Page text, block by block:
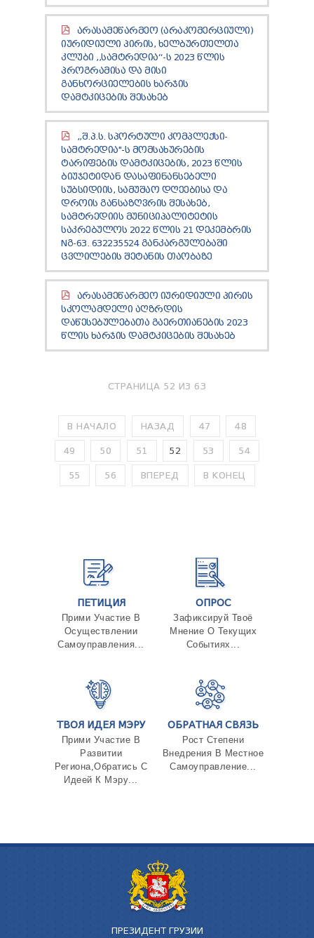
ᲐᲠᲐᲡᲐᲛᲔᲬᲐᲠᲛᲔᲝ (ᲐᲠᲐᲙᲝᲛᲔᲠᲪᲘᲣᲚᲘ)
ᲘᲣᲠᲘᲓᲘᲣᲚᲘ ᲞᲘᲠᲘᲡ, ᲮᲔᲚᲑᲣᲠᲗᲔᲚᲗᲐ
ᲙᲚᲣᲑᲘ ,,ᲡᲐᲛᲢᲠᲔᲓᲘᲐ“-Ს 2023 ᲬᲚᲘᲡ
ᲞᲠᲝᲒᲠᲐᲛᲘᲡᲐ ᲓᲐ ᲛᲘᲡᲘ
ᲒᲐᲜᲮᲝᲠᲪᲘᲔᲚᲔᲑᲘᲡ ᲮᲐᲠᲯᲘᲡ
ᲓᲐᲛᲢᲙᲘᲪᲔᲑᲘᲡ ᲨᲔᲡᲐᲮᲔᲑ
,,Შ.Პ.Ს. ᲡᲞᲝᲠᲢᲣᲚᲘ ᲙᲝᲛᲞᲚᲔᲥᲡᲘ-
ᲡᲐᲛᲢᲠᲔᲓᲘᲐ"-Ს ᲛᲝᲛᲡᲐᲮᲣᲠᲔᲑᲘᲡ
ᲢᲐᲠᲘᲤᲔᲑᲘᲡ ᲓᲐᲛᲢᲙᲘᲪᲔᲑᲘᲡ, 2023 ᲬᲚᲘᲡ
ᲑᲘᲣᲯᲔᲢᲘᲓᲐᲜ ᲓᲐᲡᲐᲤᲘᲜᲐᲜᲡᲔᲑᲔᲚᲘ
ᲡᲣᲑᲡᲘᲓᲘᲘᲡ, ᲡᲐᲛᲣᲨᲐᲝ ᲓᲦᲔᲔᲑᲘᲡᲐ ᲓᲐ
ᲓᲠᲝᲘᲡ ᲒᲐᲜᲡᲐᲖᲦᲕᲠᲘᲡ ᲨᲔᲡᲐᲮᲔᲑ,
ᲡᲐᲛᲢᲠᲔᲓᲘᲘᲡ ᲛᲣᲜᲘᲪᲘᲞᲐᲚᲘᲢᲔᲢᲘᲡ
ᲡᲐᲙᲠᲔᲑᲣᲚᲝᲡ 2022 ᲬᲚᲘᲡ 21 ᲓᲔᲙᲔᲛᲑᲠᲘᲡ
NᲒ-63. 632235524 ᲒᲐᲜᲙᲐᲠᲒᲣᲚᲔᲑᲐᲨᲘ
ᲪᲕᲚᲘᲚᲔᲑᲘᲡ ᲨᲔᲢᲐᲜᲘᲡ ᲗᲐᲝᲑᲐᲖᲔ
ᲐᲠᲐᲡᲐᲛᲔᲬᲐᲠᲛᲔᲝ ᲘᲣᲠᲘᲓᲘᲣᲚᲘ ᲞᲘᲠᲘᲡ
ᲡᲙᲝᲚᲐᲛᲓᲔᲚᲘ ᲐᲦᲖᲠᲓᲘᲡ
ᲓᲐᲬᲔᲡᲔᲑᲣᲚᲔᲑᲐᲗᲐ ᲒᲐᲔᲠᲗᲘᲐᲜᲔᲑᲘᲡ 2023
ᲬᲚᲘᲡ ᲮᲐᲠᲯᲘᲡ ᲓᲐᲛᲢᲙᲘᲪᲔᲑᲘᲡ ᲨᲔᲡᲐᲮᲔᲑ
СТРАНИЦА 52 ИЗ 63
В НАЧАЛО НАЗАД 47 48
49 50 51 52 53 54
55 56 ВПЕРЕД В КОНЕЦ
ПЕТИЦИЯ
Прими Участие В
Осуществлении
Самоуправления...
ОПРОС
Зафиксируй Твоё
Мнение О Текущих
Событиях...
ТВОЯ ИДЕЯ МЭРУ
Прими Участие В
Развитии
Региона,Обратись С
Идеей К Мэру...
ОБРАТНАЯ СВЯЗЬ
Рост Степени
Внедрения В Местное
Самоуправление...
ПРЕЗИДЕНТ ГРУЗИИ